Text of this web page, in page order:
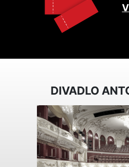
DIVADLO